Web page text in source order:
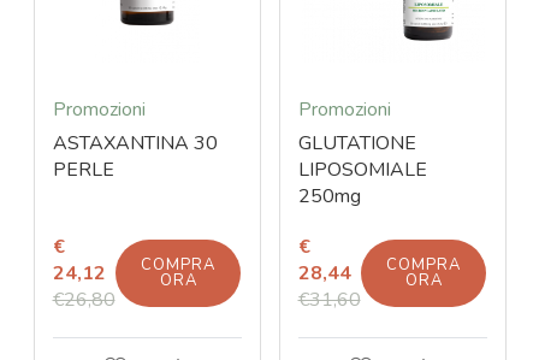
Promozioni
ASTAXANTINA 30
PERLE
€
24,12
€26,80
COMPRA
ORA
Promozioni
GLUTATIONE
LIPOSOMIALE
250mg
€
28,44
€31,60
COMPRA
ORA